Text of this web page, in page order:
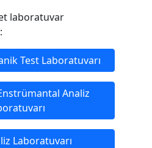
laboratuvar
Test Laboratuvarı
Analiz
Laboratuvarı